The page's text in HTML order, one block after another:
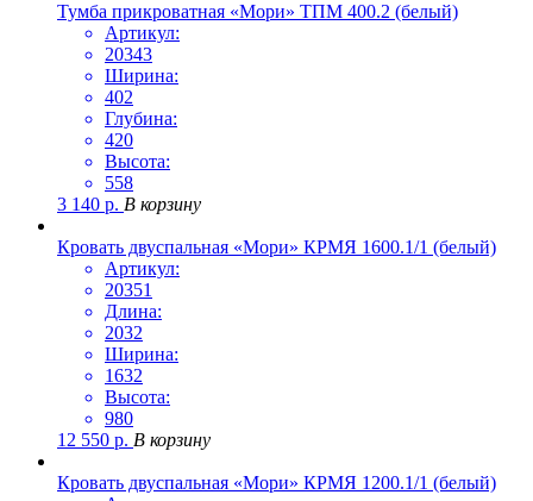
Тумба прикроватная «Мори» ТПМ 400.2 (белый)
Артикул:
20343
Ширина:
402
Глубина:
420
Высота:
558
3 140 р. В корзину
Кровать двуспальная «Мори» КРМЯ 1600.1/1 (белый)
Артикул:
20351
Длина:
2032
Ширина:
1632
Высота:
980
12 550 р. В корзину
Кровать двуспальная «Мори» КРМЯ 1200.1/1 (белый)